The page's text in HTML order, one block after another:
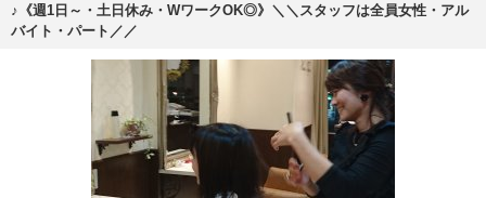
♪《週1日～・土日休み・WワークOK◎》＼＼スタッフは全員女性・アル
バイト・パート／／